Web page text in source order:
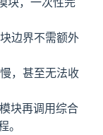
边界不需额外
，甚至无法收
块再调用综合
。